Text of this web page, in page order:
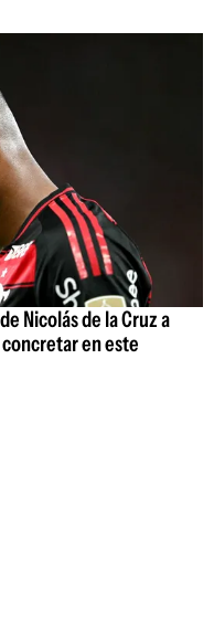
Nicolás de la Cruz a
en este